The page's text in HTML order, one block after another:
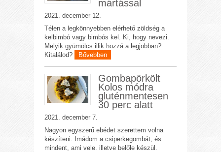
mártással
2021. december 12.
Télen a legkönnyebben elérhető zöldség a
kelbimbó vagy bimbós kel. Ki, hogy nevezi.
Melyik gyümölcs illik hozzá a legjobban?
Kitalálod?
Bővebben
Gombapörkölt
Kolos módra
gluténmentesen
30 perc alatt
2021. december 7.
Nagyon egyszerű ebédet szerettem volna
készíteni. Imádom a csiperkegombát, és
mindent, ami vele. illetve belőle készül.